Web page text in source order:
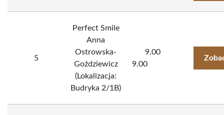
5
Perfect Smile
Anna
Ostrowska-
Goździewicz
(Lokalizacja:
Budryka 2/1B)
9.00
9.00